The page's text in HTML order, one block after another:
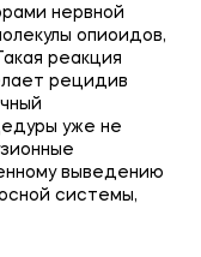
нервной
опиоидов,
реакция
рецидив
уже не
выведению
системы,